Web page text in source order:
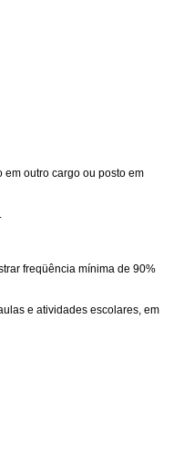
outro cargo ou posto em
freqüência mínima de 90%
e atividades escolares, em